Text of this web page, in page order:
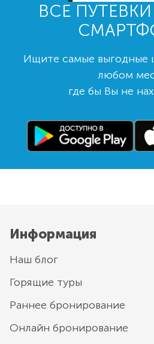
ВСЕ
Ищите самые выгодные
любом
где бы Вы не
Информация
Наш блог
Горящие туры
Раннее бронирование
Онлайн бронирование